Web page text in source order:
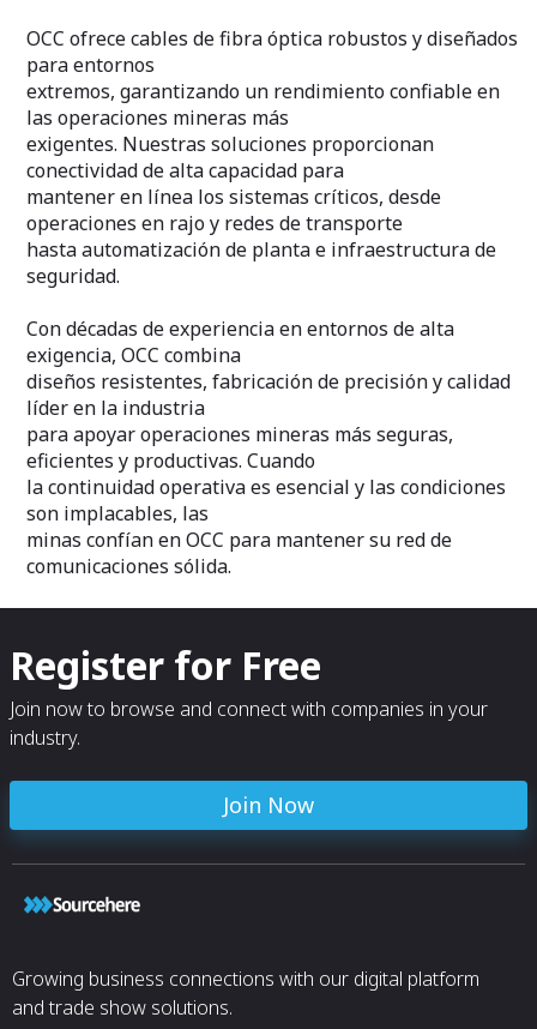
OCC ofrece cables de fibra óptica robustos y diseñados
para entornos
extremos, garantizando un rendimiento confiable en
las operaciones mineras más
exigentes. Nuestras soluciones proporcionan
conectividad de alta capacidad para
mantener en línea los sistemas críticos, desde
operaciones en rajo y redes de transporte
hasta automatización de planta e infraestructura de
seguridad.
Con décadas de experiencia en entornos de alta
exigencia, OCC combina
diseños resistentes, fabricación de precisión y calidad
líder en la industria
para apoyar operaciones mineras más seguras,
eficientes y productivas. Cuando
la continuidad operativa es esencial y las condiciones
son implacables, las
minas confían en OCC para mantener su red de
comunicaciones sólida.
Register for Free
Join now to browse and connect with companies in your
industry.
Join Now
Growing business connections with our digital platform
and trade show solutions.